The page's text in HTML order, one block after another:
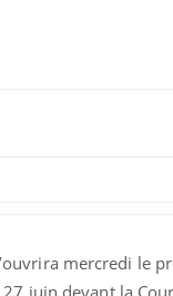
mercredi le
juin devant la